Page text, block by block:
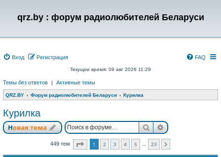
qrz.by : форум радиолюбителей Беларуси
Вход Регистрация FAQ
Текущее время: 09 авг 2026 11:29
Темы без ответов | Активные темы
QRZ.BY Форум радиолюбителей Беларуси Курилка
Курилка
Новая тема ПоискРасширенный
449 тем Страница из
1 2 3 4 5 23